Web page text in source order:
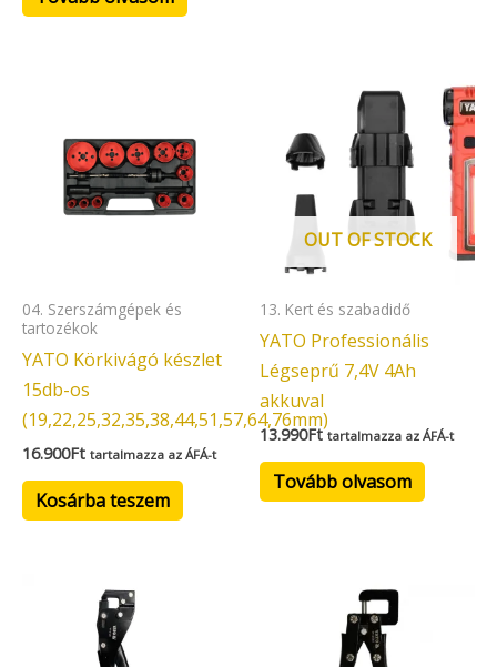
04. Szerszámgépek és
tartozékok
YATO Körkivágó készlet
15db-os
(19,22,25,32,35,38,44,51,57,64,76mm)
16.900Ft tartalmazza az ÁFÁ-t
Kosárba teszem
OUT OF STOCK
13. Kert és szabadidő
YATO Professionális
Légseprű 7,4V 4Ah
akkuval
13.990Ft tartalmazza az ÁFÁ-t
Tovább olvasom